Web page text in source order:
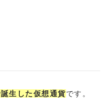
生した仮想通貨です。